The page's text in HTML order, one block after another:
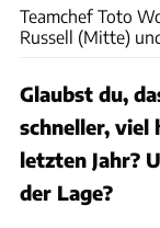
Teamchef Toto
Russell (Mitte)
Glaubst du,
schneller, viel
letzten Jahr?
der Lage?